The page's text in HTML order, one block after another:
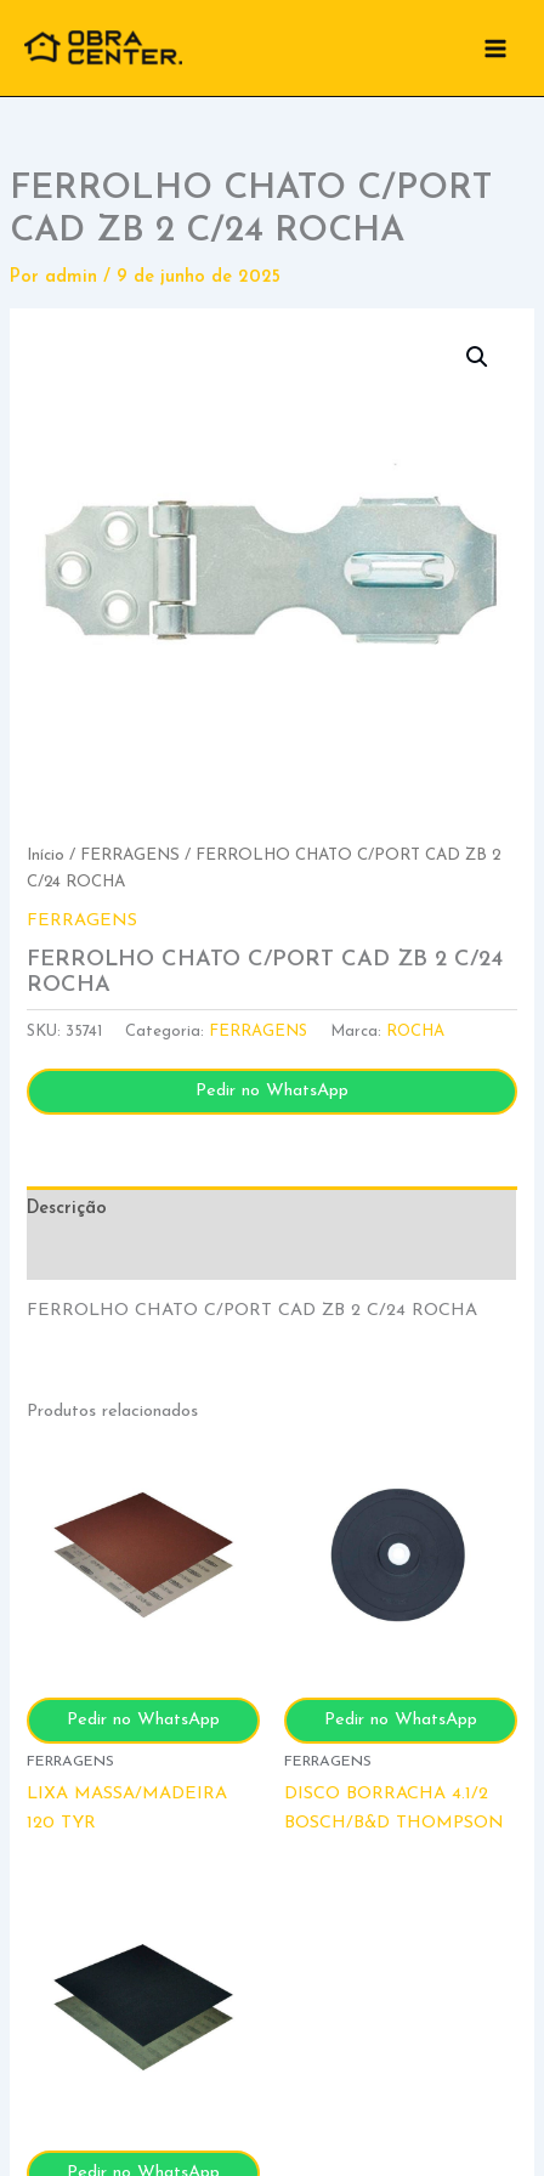
para
conteúdo
FERROLHO CHATO C/PORT
CAD ZB 2 C/24 ROCHA
Por admin / 9 de junho de 2025
Início / FERRAGENS / FERROLHO CHATO C/PORT CAD ZB 2
C/24 ROCHA
FERRAGENS
FERROLHO CHATO C/PORT CAD ZB 2 C/24
ROCHA
SKU: 35741 Categoria: FERRAGENS Marca: ROCHA
Pedir no WhatsApp
Descrição
FERROLHO CHATO C/PORT CAD ZB 2 C/24 ROCHA
Produtos relacionados
Pedir no WhatsApp
FERRAGENS
LIXA MASSA/MADEIRA
120 TYR
Pedir no WhatsApp
FERRAGENS
DISCO BORRACHA 4.1/2
BOSCH/B&D THOMPSON